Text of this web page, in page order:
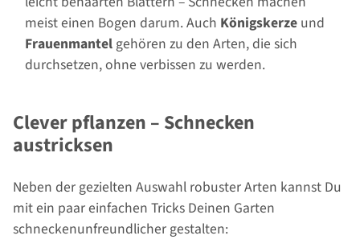
meist einen Bogen darum. Auch Königskerze und
Frauenmantelgehören zu den Arten, die sich
durchsetzen, ohne verbissen zu werden.
Clever pflanzen – Schnecken
austricksen
Neben der gezielten Auswahl robuster Arten kannst Du
mit ein paar einfachen Tricks Deinen Garten
schneckenunfreundlicher gestalten: